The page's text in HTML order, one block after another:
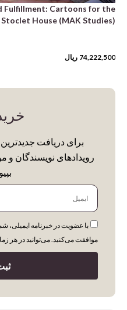
Fulfillment: Cartoons for the
House (MAK Studies)
74,222,500 ریال
برای دریافت
رویدادهای نویسندگان و
ایمیل
با عضویت در خبرنامه
موافقت می‌کنید. می‌توانید در هر